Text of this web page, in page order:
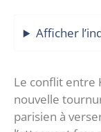
Afficher
Le conflit entre
nouvelle
parisien à